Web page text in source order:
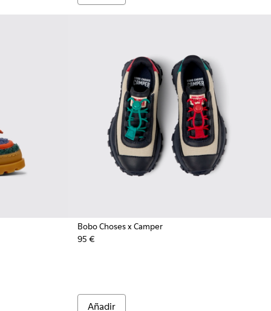
niños.
para niños.
y nobuk para niños.
Bobo Choses x Camper
95 €
Añadir